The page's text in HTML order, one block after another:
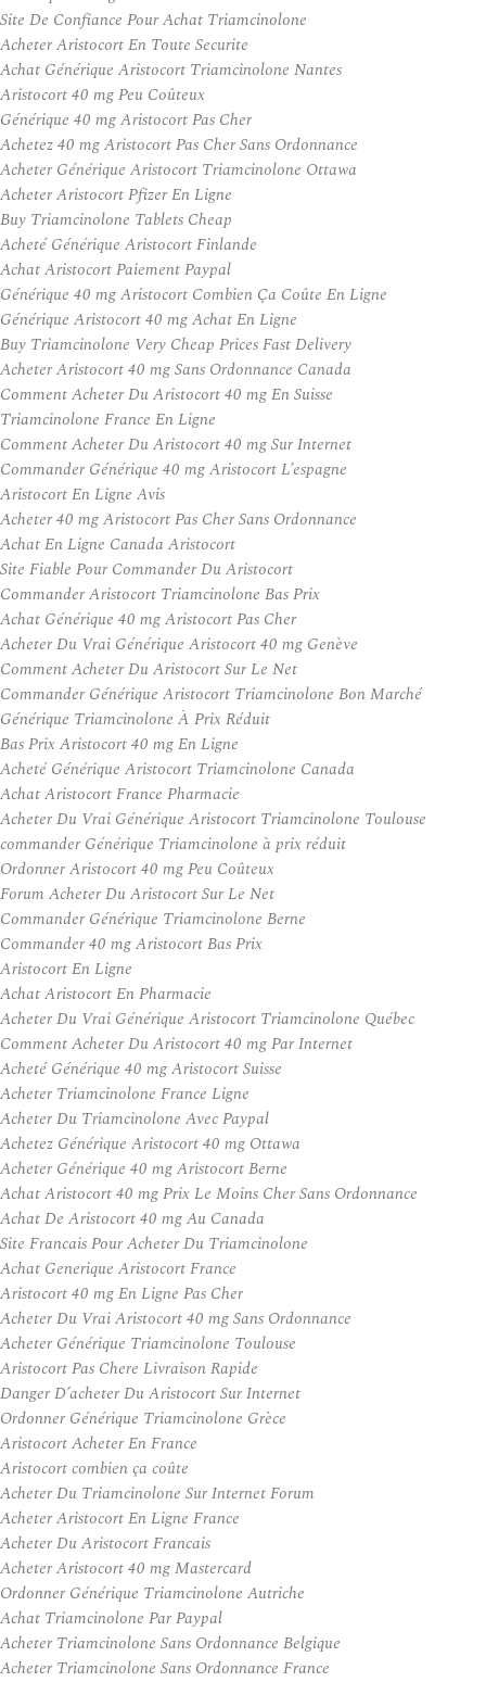
Site De Confiance Pour Achat Triamcinolone
Acheter Aristocort En Toute Securite
Achat Générique Aristocort Triamcinolone Nantes
Aristocort 40 mg Peu Coûteux
Générique 40 mg Aristocort Pas Cher
Achetez 40 mg Aristocort Pas Cher Sans Ordonnance
Acheter Générique Aristocort Triamcinolone Ottawa
Acheter Aristocort Pfizer En Ligne
Buy Triamcinolone Tablets Cheap
Acheté Générique Aristocort Finlande
Achat Aristocort Paiement Paypal
Générique 40 mg Aristocort Combien Ça Coûte En Ligne
Générique Aristocort 40 mg Achat En Ligne
Buy Triamcinolone Very Cheap Prices Fast Delivery
Acheter Aristocort 40 mg Sans Ordonnance Canada
Comment Acheter Du Aristocort 40 mg En Suisse
Triamcinolone France En Ligne
Comment Acheter Du Aristocort 40 mg Sur Internet
Commander Générique 40 mg Aristocort L’espagne
Aristocort En Ligne Avis
Acheter 40 mg Aristocort Pas Cher Sans Ordonnance
Achat En Ligne Canada Aristocort
Site Fiable Pour Commander Du Aristocort
Commander Aristocort Triamcinolone Bas Prix
Achat Générique 40 mg Aristocort Pas Cher
Acheter Du Vrai Générique Aristocort 40 mg Genève
Comment Acheter Du Aristocort Sur Le Net
Commander Générique Aristocort Triamcinolone Bon Marché
Générique Triamcinolone À Prix Réduit
Bas Prix Aristocort 40 mg En Ligne
Acheté Générique Aristocort Triamcinolone Canada
Achat Aristocort France Pharmacie
Acheter Du Vrai Générique Aristocort Triamcinolone Toulouse
commander Générique Triamcinolone à prix réduit
Ordonner Aristocort 40 mg Peu Coûteux
Forum Acheter Du Aristocort Sur Le Net
Commander Générique Triamcinolone Berne
Commander 40 mg Aristocort Bas Prix
Aristocort En Ligne
Achat Aristocort En Pharmacie
Acheter Du Vrai Générique Aristocort Triamcinolone Québec
Comment Acheter Du Aristocort 40 mg Par Internet
Acheté Générique 40 mg Aristocort Suisse
Acheter Triamcinolone France Ligne
Acheter Du Triamcinolone Avec Paypal
Achetez Générique Aristocort 40 mg Ottawa
Acheter Générique 40 mg Aristocort Berne
Achat Aristocort 40 mg Prix Le Moins Cher Sans Ordonnance
Achat De Aristocort 40 mg Au Canada
Site Francais Pour Acheter Du Triamcinolone
Achat Generique Aristocort France
Aristocort 40 mg En Ligne Pas Cher
Acheter Du Vrai Aristocort 40 mg Sans Ordonnance
Acheter Générique Triamcinolone Toulouse
Aristocort Pas Chere Livraison Rapide
Danger D’acheter Du Aristocort Sur Internet
Ordonner Générique Triamcinolone Grèce
Aristocort Acheter En France
Aristocort combien ça coûte
Acheter Du Triamcinolone Sur Internet Forum
Acheter Aristocort En Ligne France
Acheter Du Aristocort Francais
Acheter Aristocort 40 mg Mastercard
Ordonner Générique Triamcinolone Autriche
Achat Triamcinolone Par Paypal
Acheter Triamcinolone Sans Ordonnance Belgique
Acheter Triamcinolone Sans Ordonnance France